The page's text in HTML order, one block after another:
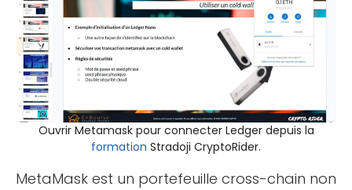
Ouvrir Metamask pour connecter Ledger depuis la
formation Stradoji CryptoRider.
MetaMask est un portefeuille cross-chain non